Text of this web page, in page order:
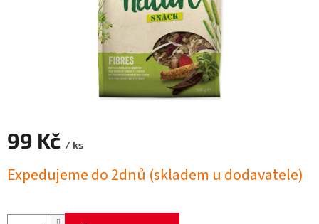
99 Kč / ks
cena:
Expedujeme do 2dnů (skladem u dodavatele)